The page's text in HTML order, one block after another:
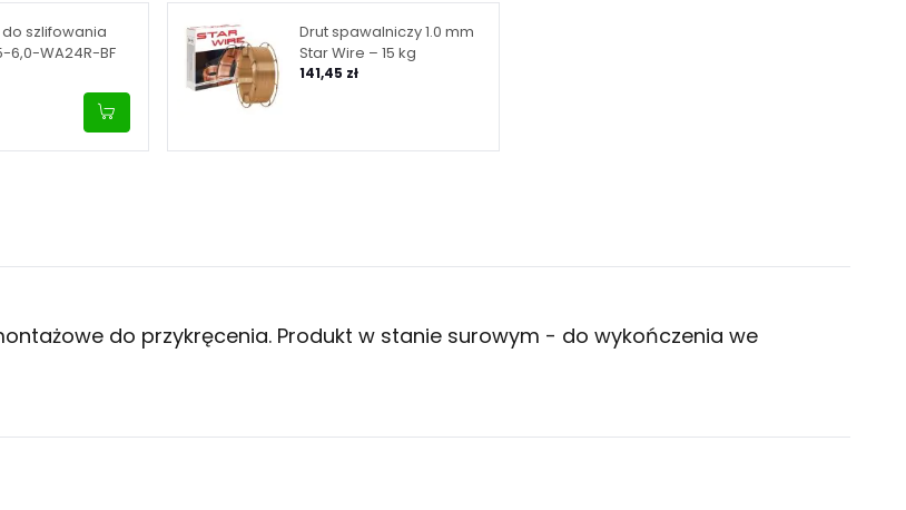
szlifowania
6,0-WA24R-BF
Drut spawalniczy 1.0 mm
Star Wire – 15 kg
141,45 zł
do przykręcenia. Produkt w stanie surowym - do wykończenia we